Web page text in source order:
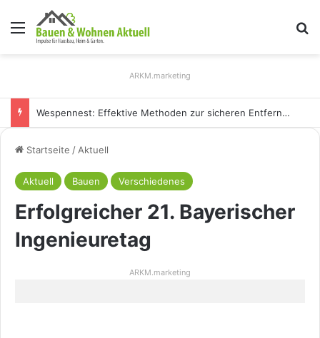
Menü
ARKM.marketing
Wespennest: Effektive Methoden zur sicheren Entfernung
Startseite / Aktuell
Aktuell Bauen Verschiedenes
Erfolgreicher 21. Bayerischer
Ingenieuretag
ARKM.marketing